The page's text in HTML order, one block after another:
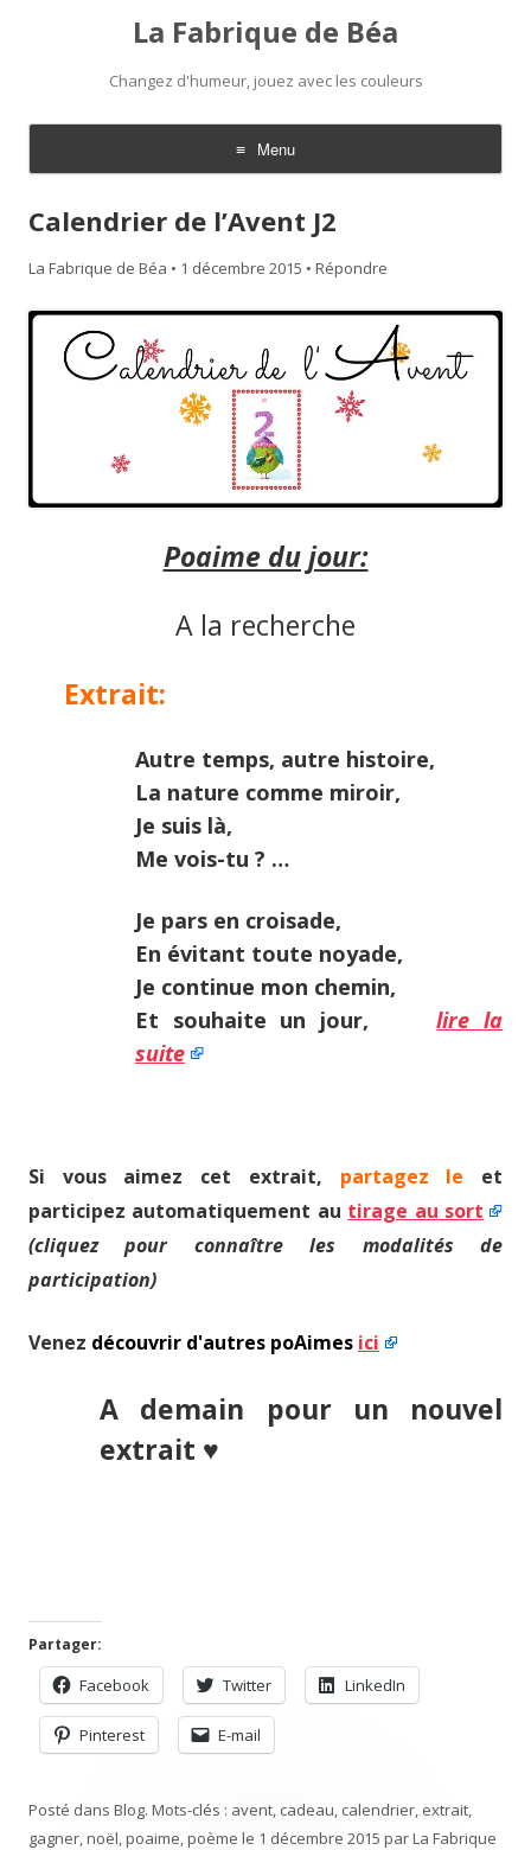
La Fabrique de Béa
Changez d'humeur, jouez avec les couleurs
Menu
Aller
contenu
Calendrier de l’Avent J2
La Fabrique de Béa • 1 décembre 2015 • Répondre
Poaime du jour:
A la recherche
Extrait:
Autre temps, autre histoire,
La nature comme miroir,
Je suis là,
Me vois-tu ? …
Je pars en croisade,
En évitant toute noyade,
Je continue mon chemin,
Et souhaite un jour,lire la
suite
Si vous aimez cet extrait, partagez le et
participez automatiquement au tirage au sort
(cliquez pour connaître les modalités de
participation)
Venez découvrir d'autres poAimes ici
A demain pour un nouvel
extrait ♥
Partager:
Facebook Twitter LinkedIn
Pinterest E-mail
Posté dans Blog. Mots-clés : avent, cadeau, calendrier, extrait,
gagner,noël,poaime,poème le 1 décembre 2015 parLa Fabrique